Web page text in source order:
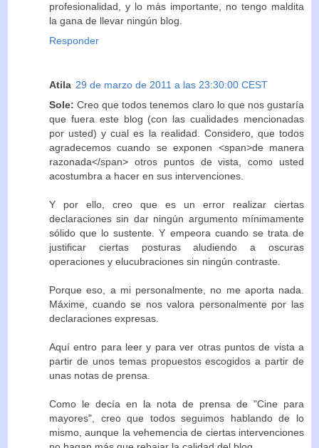
profesionalidad, y lo más importante, no tengo maldita
la gana de llevar ningún blog.
Responder
Atila 29 de marzo de 2011 a las 23:30:00 CEST
Sole:Creo que todos tenemos claro lo que nos gustaría
que fuera este blog (con las cualidades mencionadas
por usted) y cual es la realidad. Considero, que todos
agradecemos cuando se exponen <span>de manera
razonada</span> otros puntos de vista, como usted
acostumbra a hacer en sus intervenciones.
Y por ello, creo que es un error realizar ciertas
declaraciones sin dar ningún argumento mínimamente
sólido que lo sustente. Y empeora cuando se trata de
justificar ciertas posturas aludiendo a oscuras
operaciones y elucubraciones sin ningún contraste.
Porque eso, a mi personalmente, no me aporta nada.
Máxime, cuando se nos valora personalmente por las
declaraciones expresas.
Aquí entro para leer y para ver otras puntos de vista a
partir de unos temas propuestos escogidos a partir de
unas notas de prensa.
Como le decía en la nota de prensa de "Cine para
mayores", creo que todos seguimos hablando de lo
mismo, aunque la vehemencia de ciertas intervenciones